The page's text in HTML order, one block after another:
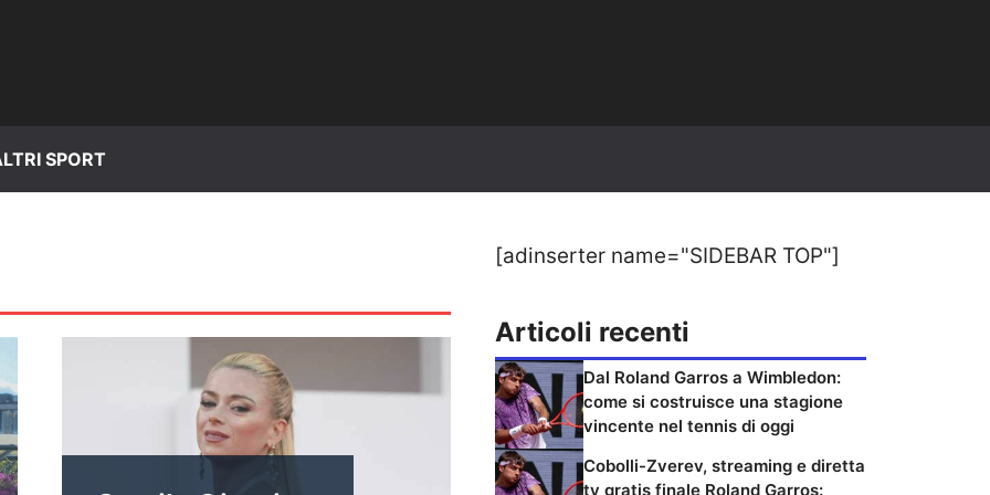
SPORT
[adinserter name="SIDEBAR TOP"]
Articoli recenti
Dal Roland Garros a Wimbledon:
come si costruisce una stagione
vincente nel tennis di oggi
Cobolli-Zverev, streaming e diretta
tv gratis finale Roland Garros: